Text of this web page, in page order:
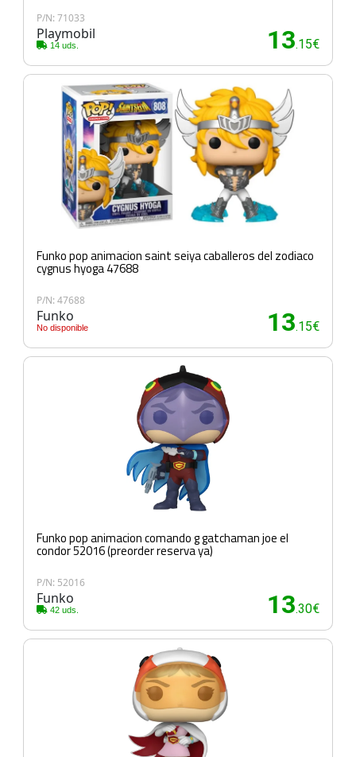
P/N: 71033
Playmobil
14 uds. 13.15€
Funko pop animacion saint seiya caballeros del zodiaco
cygnus hyoga 47688
P/N: 47688
Funko
No disponible 13.15€
Funko pop animacion comando g gatchaman joe el
condor 52016 (preorder reserva ya)
P/N: 52016
Funko
42 uds. 13.30€